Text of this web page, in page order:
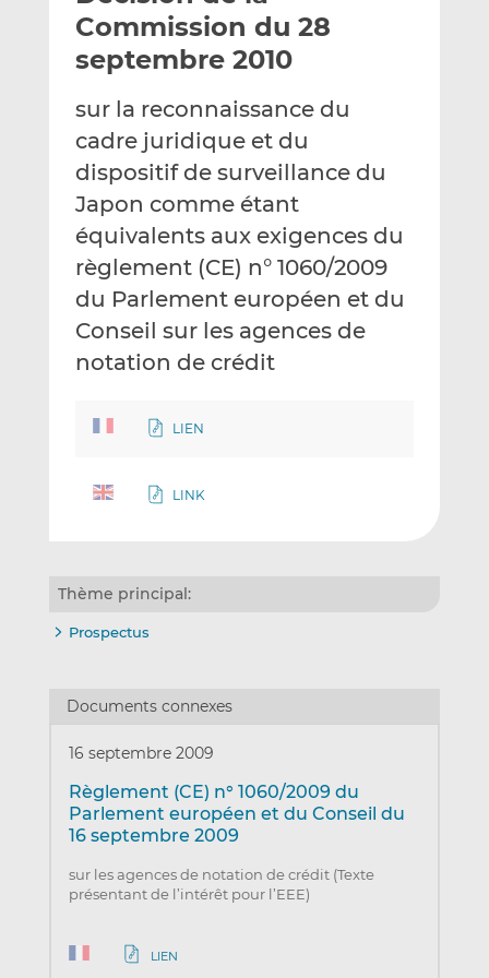
e
r
p
r
e
m
l
g
e
r
u
r
L
n
k
e
d
n
r
u
r
F
a
c
e
b
o
k
Commission du 28
septembre 2010
sur la reconnaissance du
cadre juridique et du
dispositif de surveillance du
Japon comme étant
équivalents aux exigences du
règlement (CE) n° 1060/2009
du Parlement européen et du
Conseil sur les agences de
notation de crédit
LIEN
LINK
Thème principal:
Prospectus
Documents connexes
16 septembre 2009
Règlement (CE) n° 1060/2009 du
Parlement européen et du Conseil du
16 septembre 2009
sur les agences de notation de crédit (Texte
présentant de l’intérêt pour l’EEE)
LIEN